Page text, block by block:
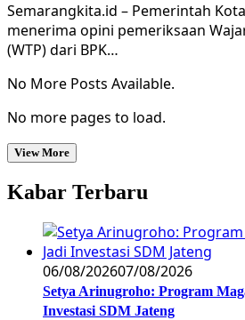
Semarangkita.id – Pemerintah
menerima opini pemeriksaan
(WTP) dari BPK…
No More Posts Available.
No more pages to load.
View More
Kabar Terbaru
06/08/202607/08/2026
Setya Arinugroho: Program
Investasi SDM Jateng